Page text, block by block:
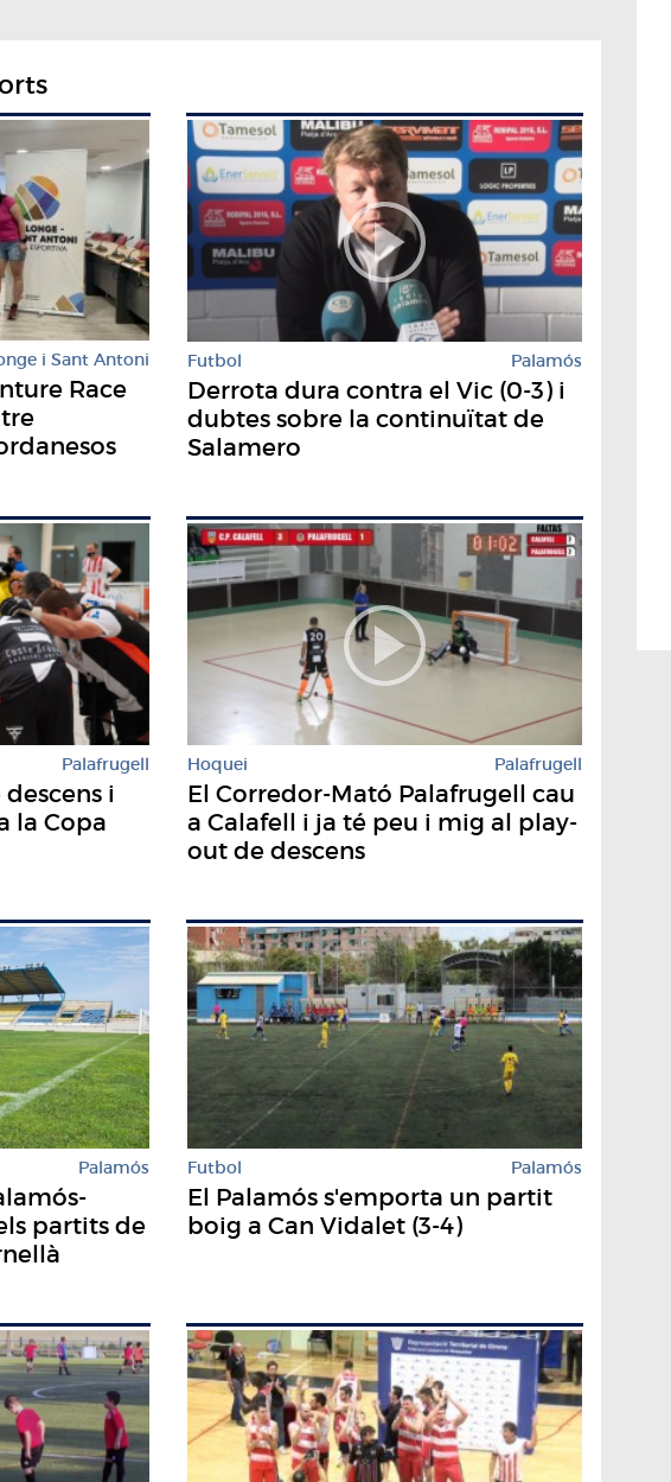
i Sant Antoni
Race
Futbol Palamós
Derrota dura contra el Vic (0-3) i
dubtes sobre la continuïtat de
Salamero
Palafrugell
i
la Copa
Hoquei Palafrugell
El Corredor-Mató Palafrugell cau
a Calafell i ja té peu i mig al play-
out de descens
Palamós
partits de
Futbol Palamós
El Palamós s'emporta un partit
boig a Can Vidalet (3-4)